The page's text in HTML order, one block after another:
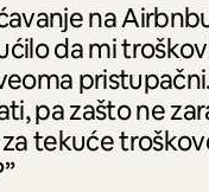
na
da mi
pa zašto ne
tekuće